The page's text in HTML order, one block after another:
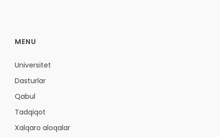
MENU
Universitet
Dasturlar
Qabul
Tadqiqot
Xalqaro aloqalar